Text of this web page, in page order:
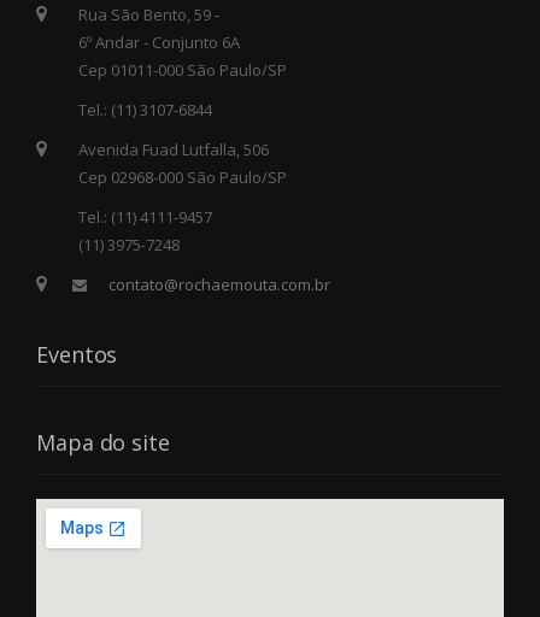
Rua São Bento, 59 -
6º Andar - Conjunto 6A
Cep 01011-000 São Paulo/SP
Tel.: (11) 3107-6844
Avenida Fuad Lutfalla, 506
Cep 02968-000 São Paulo/SP
Tel.: (11) 4111-9457
(11) 3975-7248
contato@rochaemouta.com.br
Eventos
Mapa do site